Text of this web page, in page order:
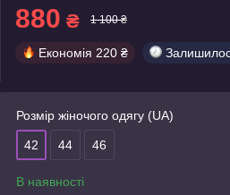
880 ₴ 1 100 ₴
Економія 220 ₴
Розмір жіночого одягу (UA)
42 44 46
В наявності